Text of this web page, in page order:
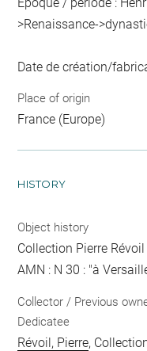
>Renaissance-
Date de création/
Place of origin
France (Europe)
HISTORY
Object history
Collection Pierre
AMN : N 30 : "à
Collector / Previous
Dedicatee
Révoil, Pierre,